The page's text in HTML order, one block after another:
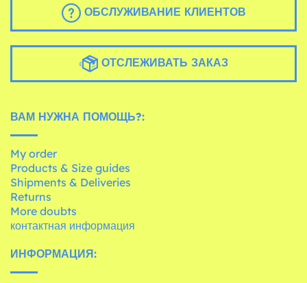
ОБСЛУЖИВАНИЕ КЛИЕНТОВ
ОТСЛЕЖИВАТЬ ЗАКАЗ
ВАМ НУЖНА ПОМОЩЬ?:
My order
Products & Size guides
Shipments & Deliveries
Returns
More doubts
контактная информация
ИНФОРМАЦИЯ: